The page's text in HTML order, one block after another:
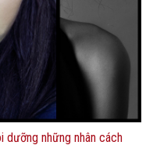
những nhân cách